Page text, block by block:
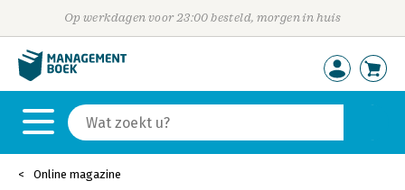
Op werkdagen voor 23:00 besteld, morgen in huis
Online magazine